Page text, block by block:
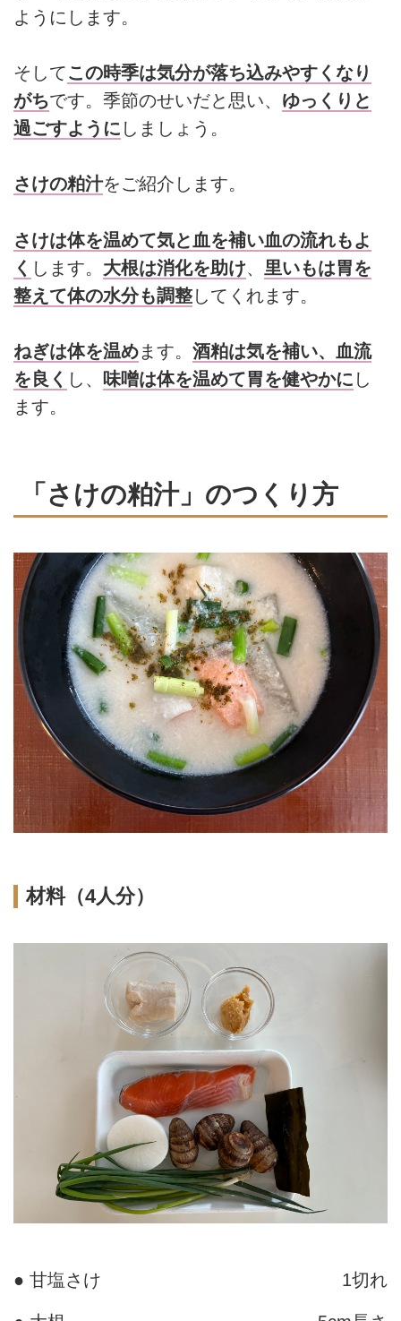
ようにします。
そしてこの時季は気分が落ち込みやすくなり
がちです。季節のせいだと思い、 ゆっくりと
過ごすように しましょう。
さけの粕汁をご紹介します。
さけは体を温めて気と血を補い血の流れもよ
く します。 大根は消化を助け、 里いもは胃を
整えて体の水分も調整してくれます。
ねぎは体を温めます。 酒粕は気を補い、血流
を良く し、 味噌は体を温めて胃を健やかに し
ます。
「さけの粕汁」のつくり方
材料（4人分）
● 甘塩さけ 1切れ